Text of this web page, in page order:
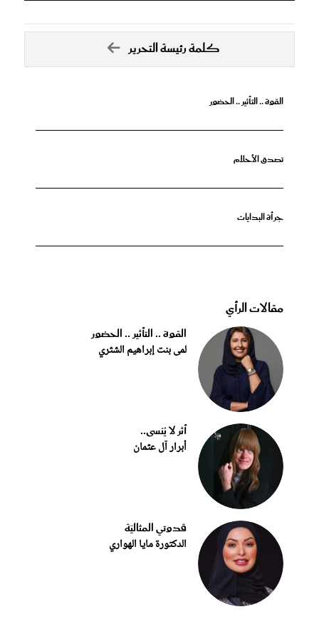
كلمة رئيسة التحرير
القوة .. التأثير .. الحضور
تصدق الأحلام
جرأة البدايات
مقالات الرأي
القوة .. التأثير .. الحضور
لمى بنت إبراهيم الشثري
أثر لا يُنسى..
أبرار آل عثمان
قدوتي المثاليّة
الدكتورة مايا الهواري